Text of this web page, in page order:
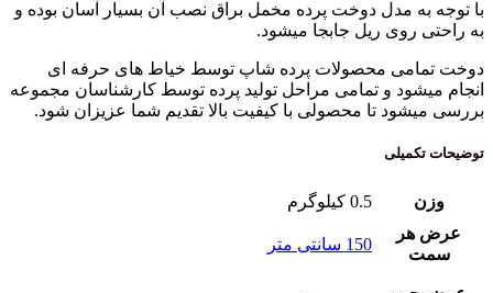
مدل دوخت پرده مخمل براق نصب آن بسیار آسان بوده و
ریل جابجا میشود.
محصولات پرده شاپ توسط خیاط های حرفه ای
و تمامی مراحل تولید پرده توسط کارشناسان مجموعه
تا محصولی با کیفیت بالا تقدیم شما عزیزان شود.
0.5 کیلوگرم
150 سانتی متر